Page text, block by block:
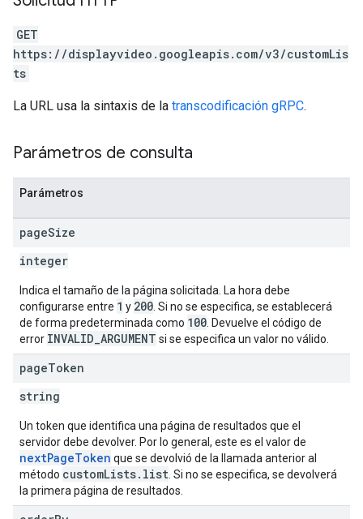
GET
https://displayvideo.googleapis.com/v3/customLis
ts
La URL usa la sintaxis de la transcodificación gRPC.
Parámetros de consulta
Parámetros
pageSize
integer
Indica el tamaño de la página solicitada. La hora debe
configurarse entre 1 y 200 . Si no se especifica, se establecerá
de forma predeterminada como 100 . Devuelve el código de
error INVALID_ARGUMENT si se especifica un valor no válido.
pageToken
string
Un token que identifica una página de resultados que el
servidor debe devolver. Por lo general, este es el valor de
nextPageToken que se devolvió de la llamada anterior al
método customLists.list . Si no se especifica, se devolverá
la primera página de resultados.